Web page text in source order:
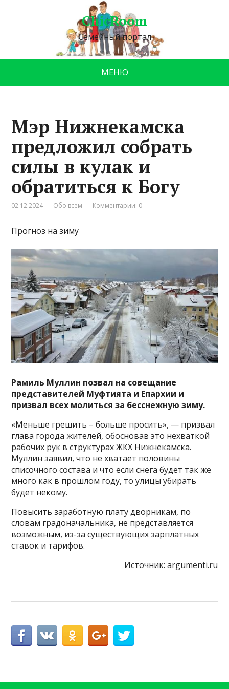
ChicRoom
Семейный портал
МЕНЮ
Мэр Нижнекамска
предложил собрать
силы в кулак и
обратиться к Богу
02.12.2024 Обо всем Комментарии: 0
Прогноз на зиму
Рамиль Муллин позвал на совещание
представителей Муфтията и Епархии и
призвал всех молиться за бесснежную зиму.
«Меньше грешить – больше просить», — призвал
глава города жителей, обосновав это нехваткой
рабочих рук в структурах ЖКХ Нижнекамска.
Муллин заявил, что не хватает половины
списочного состава и что если снега будет так же
много как в прошлом году, то улицы убирать
будет некому.
Повысить заработную плату дворникам, по
словам градоначальника, не представляется
возможным, из-за существующих зарплатных
ставок и тарифов.
Источник: argumenti.ru